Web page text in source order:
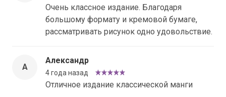
Очень классное издание. Благодаря
большому формату и кремовой бумаге,
рассматривать рисунок одно удовольствие.
А
Александр
4 года назад
Отличное издание классической манги